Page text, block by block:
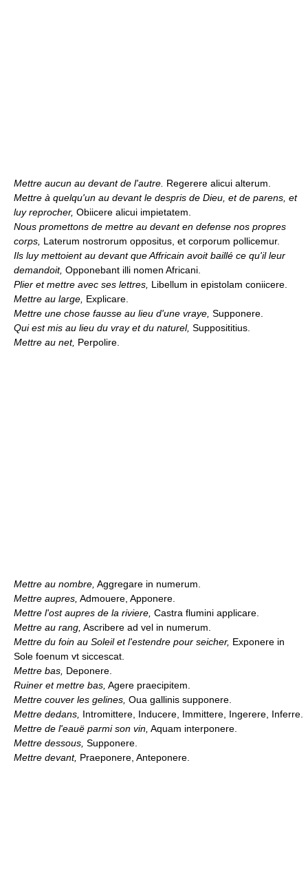
Mettre aucun au devant de l'autre. Regerere alicui alterum.
Mettre à quelqu'un au devant le despris de Dieu, et de parens, et
luy reprocher, Obiicere alicui impietatem.
Nous promettons de mettre au devant en defense nos propres
corps, Laterum nostrorum oppositus, et corporum pollicemur.
Ils luy mettoient au devant que Affricain avoit baillé ce qu'il leur
demandoit, Opponebant illi nomen Africani.
Plier et mettre avec ses lettres, Libellum in epistolam coniicere.
Mettre au large, Explicare.
Mettre une chose fausse au lieu d'une vraye, Supponere.
Qui est mis au lieu du vray et du naturel, Supposititius.
Mettre au net, Perpolire.
Mettre au nombre, Aggregare in numerum.
Mettre aupres, Admouere, Apponere.
Mettre l'ost aupres de la riviere, Castra flumini applicare.
Mettre au rang, Ascribere ad vel in numerum.
Mettre du foin au Soleil et l'estendre pour seicher, Exponere in
Sole foenum vt siccescat.
Mettre bas, Deponere.
Ruiner et mettre bas, Agere praecipitem.
Mettre couver les gelines, Oua gallinis supponere.
Mettre dedans, Intromittere, Inducere, Immittere, Ingerere, Inferre.
Mettre de l'eauë parmi son vin, Aquam interponere.
Mettre dessous, Supponere.
Mettre devant, Praeponere, Anteponere.